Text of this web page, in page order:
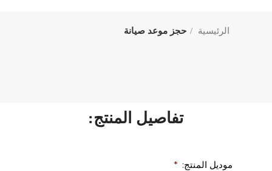
الرئيسية حجز موعد صيانة
تفاصيل المنتج:
موديل المنتج: